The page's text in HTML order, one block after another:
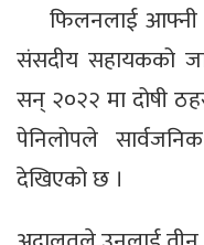
फिलनलाई आफ्नी
संसदीय सहायकको
सन् २०२२ मा दोषी
पेनिलोपले
देखिएको छ ।